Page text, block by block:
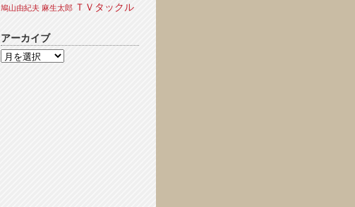
鳩山由紀夫 麻生太郎 ＴＶタックル
アーカイブ